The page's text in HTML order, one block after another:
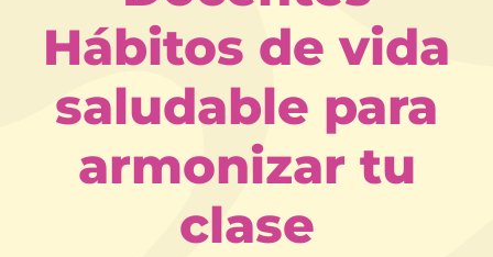
Hábitos de vida
saludable para
armonizar tu
clase